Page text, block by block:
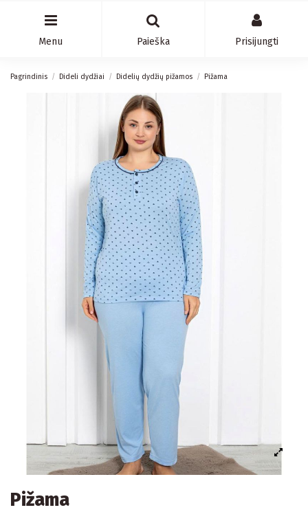
Menu Paieška Prisijungti
Pagrindinis Dideli dydžiai Didelių dydžių pižamos Pižama
Pižama